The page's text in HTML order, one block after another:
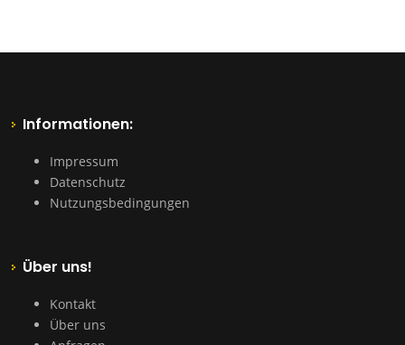
Informationen:
Impressum
Datenschutz
Nutzungsbedingungen
Über uns!
Kontakt
Über uns